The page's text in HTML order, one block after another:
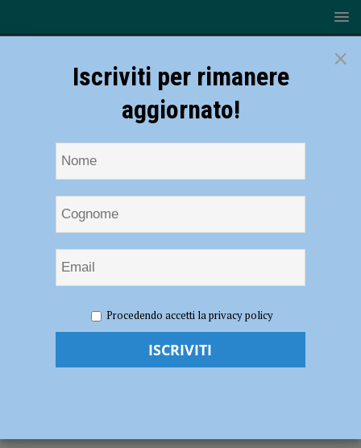
nel 2025, quattro incontri per ritrovare sé stessi e riconnettersi con la
Jomo riparte anche nel 2025, quattro
×
Iscriviti per rimanere
aggiornato!
Procedendo accetti la privacy policy